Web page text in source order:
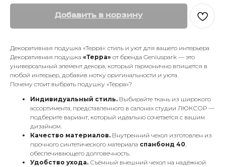
Добавить в корзину
Декоративная подушка «Терра»: стиль и уют для вашего интерьера
Декоративная подушка «Терра» от бренда Geniuspark — это
универсальный элемент декора, который гармонично впишется в
любой интерьер, добавив нотку оригинальности и уюта.
Почему стоит выбрать подушку «Терра»?
Индивидуальный стиль. Выбирайте ткань из широкого
ассортимента, представленного в салонах студии ЛЮКСОР —
подберите вариант, который идеально сочетается с вашим
дизайном.
Качество материалов. Внутренний чехол изготовлен из
прочного синтетического материала спанбонд 40,
обеспечивающего долговечность.
Удобство ухода. Съёмный внешний чехол на надёжной